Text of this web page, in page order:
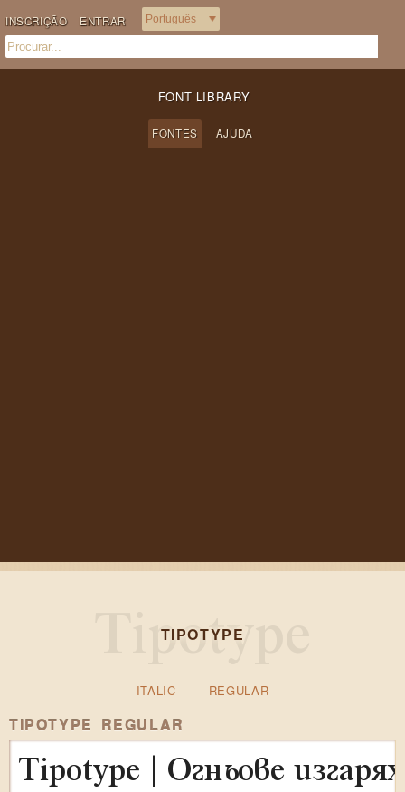
INSCRIÇÃO ENTRAR
FONT LIBRARY
FONTES AJUDA
TIPOTYPE
ITALIC REGULAR
TIPOTYPE REGULAR
Tipotype | Огньове